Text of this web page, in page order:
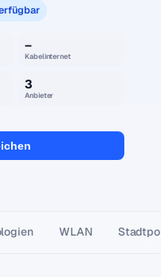
–
Kabelinternet
3
Anbieter
WLAN